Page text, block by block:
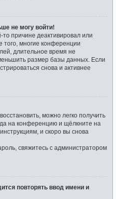
не могу войти!
причине деактивировал или
того, многие конференции
длительное время не
размер базы данных. Если
снова и активнее
можно легко получить
на конференцию и щёлкните на
и скоро вы снова
свяжитесь с администратором
повторять ввод имени и